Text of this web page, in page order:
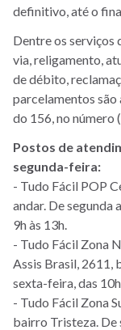
definitivo, até o
Dentre os serviços
via, religamento,
de débito,
parcelamentos
do 156, no número
Postos de
segunda-feira:
- Tudo Fácil POP
andar. De segunda
9h às 13h.
- Tudo Fácil Zona
Assis Brasil, 2611,
sexta-feira, das 10h
- Tudo Fácil Zona
bairro Tristeza. De